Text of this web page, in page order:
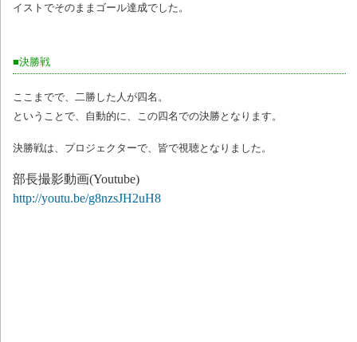
イストでそのままゴール達成でした。
■決勝戦
ここまでで、二勝した人が四名。
ということで、自動的に、この四名での決勝となります。
決勝戦は、プロジェクターで、皆で視聴となりました。
部長撮影動画(Youtube)
http://youtu.be/g8nzsJH2uH8